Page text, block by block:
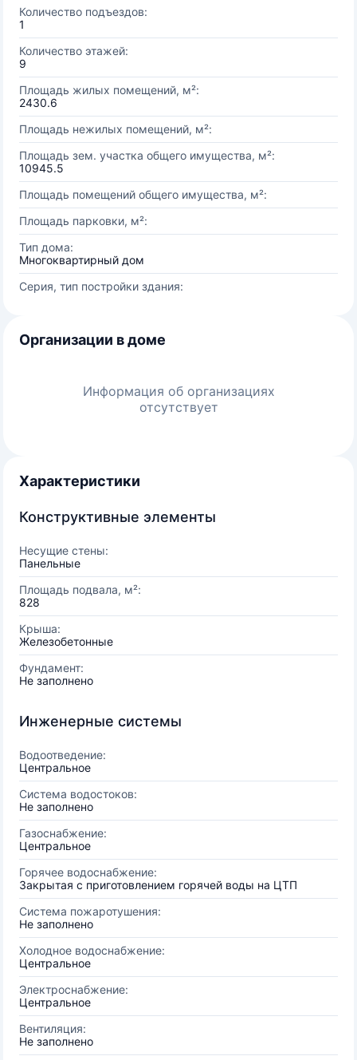
Количество подъездов:
1
Количество этажей:
9
Площадь жилых помещений, м²:
2430.6
Площадь нежилых помещений, м²:
Площадь зем. участка общего имущества, м²:
10945.5
Площадь помещений общего имущества, м²:
Площадь парковки, м²:
Тип дома:
Многоквартирный дом
Серия, тип постройки здания:
Организации в доме
Информация об организациях
отсутствует
Характеристики
Конструктивные элементы
Несущие стены:
Панельные
Площадь подвала, м²:
828
Крыша:
Железобетонные
Фундамент:
Не заполнено
Инженерные системы
Водоотведение:
Центральное
Система водостоков:
Не заполнено
Газоснабжение:
Центральное
Горячее водоснабжение:
Закрытая с приготовлением горячей воды на ЦТП
Система пожаротушения:
Не заполнено
Холодное водоснабжение:
Центральное
Электроснабжение:
Центральное
Вентиляция:
Не заполнено